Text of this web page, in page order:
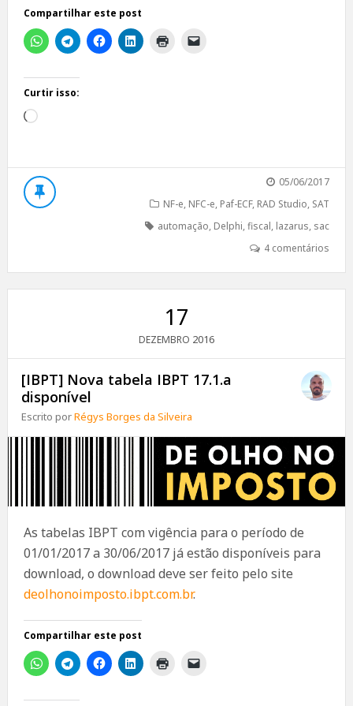
Compartilhar este post
Curtir isso:
Carregando...
05/06/2017
NF-e, NFC-e, Paf-ECF, RAD Studio, SAT
automação, Delphi,fiscal, lazarus, sac
4 comentários
17
DEZEMBRO 2016
[IBPT] Nova tabela IBPT 17.1.a
disponível
Escrito porRégys Borges da Silveira
As tabelas IBPT com vigência para o período de
01/01/2017 a 30/06/2017 já estão disponíveis para
download, o download deve ser feito pelo site
deolhonoimposto.ibpt.com.br.
Compartilhar este post